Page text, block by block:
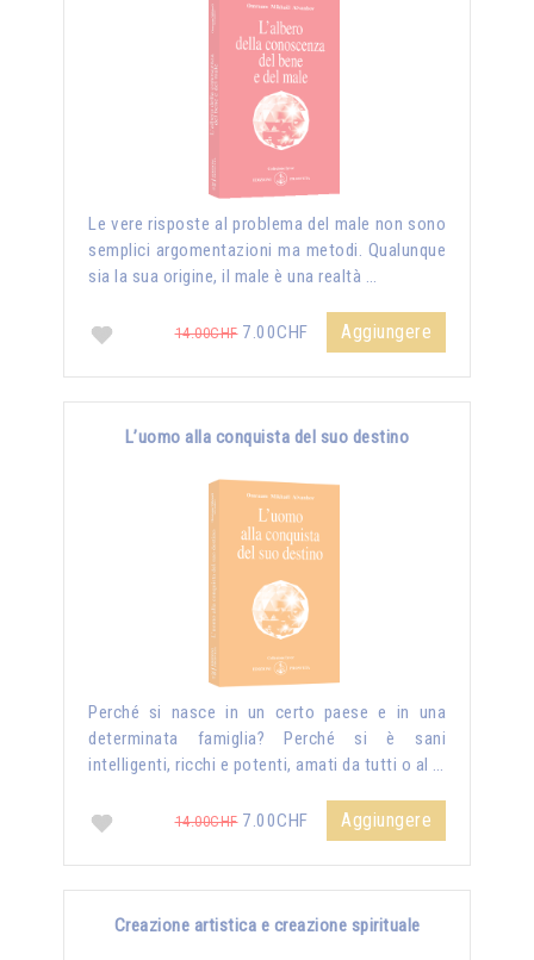
Le vere risposte al problema del male non sono
semplici argomentazioni ma metodi. Qualunque
sia la sua origine, il male è una realtà …
14.00CHF7.00CHF Aggiungere
L’uomo alla conquista del suo destino
Perché si nasce in un certo paese e in una
determinata famiglia? Perché si è sani
intelligenti, ricchi e potenti, amati da tutti o al …
14.00CHF7.00CHF Aggiungere
Creazione artistica e creazione spirituale